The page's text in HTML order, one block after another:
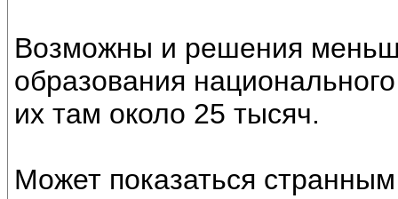
Возможны и решения
образования
их там около 25 тысяч.
Может показаться